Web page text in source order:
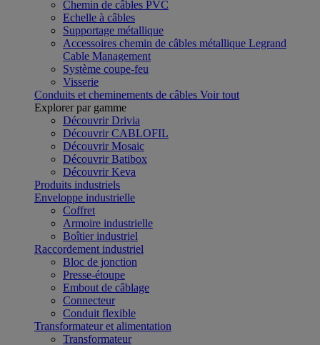
Chemin de câbles PVC
Echelle à câbles
Supportage métallique
Accessoires chemin de câbles métallique Legrand
Cable Management
Système coupe-feu
Visserie
Conduits et cheminements de câbles Voir tout
Explorer par gamme
Découvrir Drivia
Découvrir CABLOFIL
Découvrir Mosaic
Découvrir Batibox
Découvrir Keva
Produits industriels
Enveloppe industrielle
Coffret
Armoire industrielle
Boîtier industriel
Raccordement industriel
Bloc de jonction
Presse-étoupe
Embout de câblage
Connecteur
Conduit flexible
Transformateur et alimentation
Transformateur